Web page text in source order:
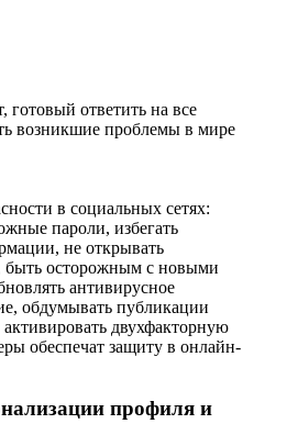
готовый ответить на все
возникшие проблемы в мире
в социальных сетях:
пароли, избегать
не открывать
быть осторожным с новыми
антивирусное
обдумывать публикации
двухфакторную
обеспечат защиту в онлайн-
профиля и